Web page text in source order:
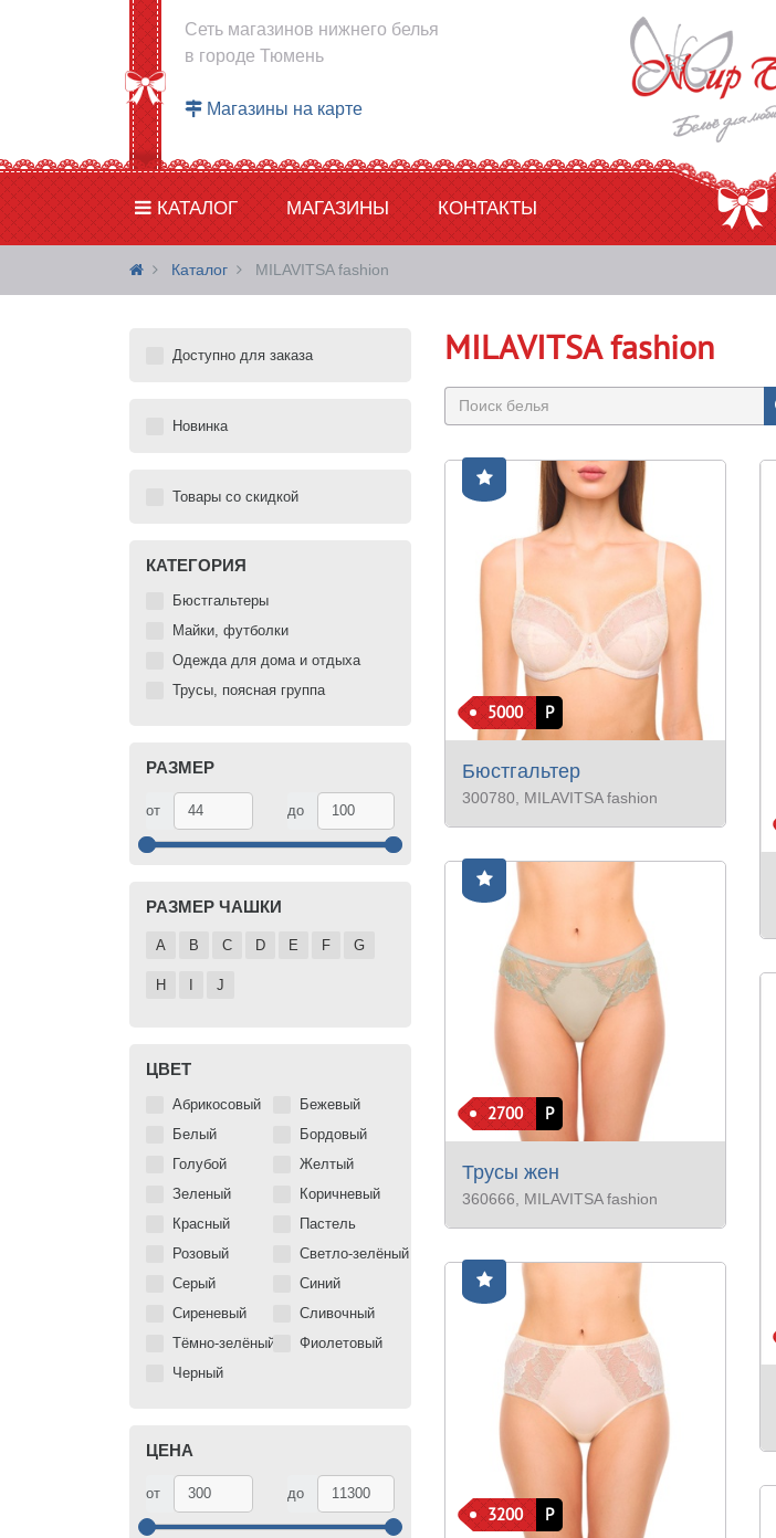
Сеть магазинов нижнего белья
в городе Тюмень
Магазины на карте
КАТАЛОГ МАГАЗИНЫ КОНТАКТЫ
Каталог MILAVITSA fashion
Доступно для заказа
Новинка
Товары со скидкой
КАТЕГОРИЯ
Бюстгальтеры
Майки, футболки
Одежда для дома и отдыха
Трусы, поясная группа
РАЗМЕР
от до
РАЗМЕР ЧАШКИ
A B C D E F G
H I J
ЦВЕТ
Абрикосовый
Бежевый
Белый
Бордовый
Голубой
Желтый
Зеленый
Коричневый
Красный
Пастель
Розовый
Светло-зелёный
Серый
Синий
Сиреневый
Сливочный
Тёмно-зелёный
Фиолетовый
Черный
ЦЕНА
от до
MILAVITSA fashion
5000 Р
Бюстгальтер
300780 , MILAVITSA fashion
2700 Р
Трусы жен
360666 , MILAVITSA fashion
3200 Р